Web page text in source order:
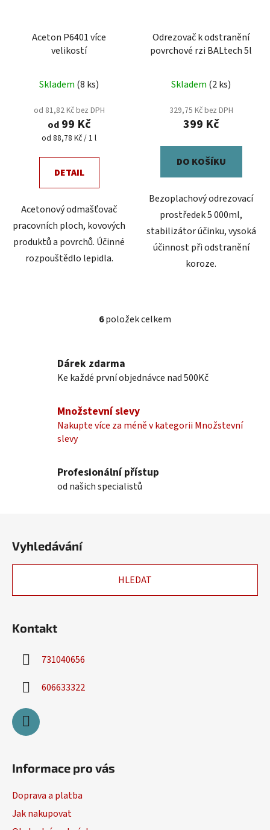
Aceton P6401 více
velikostí
hodnocení
produktu
je
5,0
z
5
hvězdiček.
Skladem (8 ks)
od 81,82 Kč bez DPH
od99 Kč
Měrná
od 88,78 Kč / 1 l
DETAIL
Acetonový odmašťovač
pracovních ploch, kovových
produktů a povrchů. Účinné
rozpouštědlo lepidla.
Odrezovač k odstranění
povrchové rzi BALtech 5l
Skladem (2 ks)
329,75 Kč bez DPH
399 Kč
DO KOŠÍKU
Bezoplachový odrezovací
prostředek 5 000ml,
stabilizátor účinku, vysoká
účinnost při odstranění
koroze.
O
d
í
p
k
y
u
6položek celkem
Dárek zdarma
Ke každé první objednávce nad 500Kč
Množstevní slevy
Nakupte více za méně v kategorii Množstevní
slevy
Profesionální přístup
od našich specialistů
Vyhledávání
HLEDAT
Kontakt
731040656
606633322
Informace pro vás
Doprava a platba
Jak nakupovat